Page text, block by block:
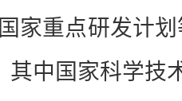
家重点研发计
其中国家科学技